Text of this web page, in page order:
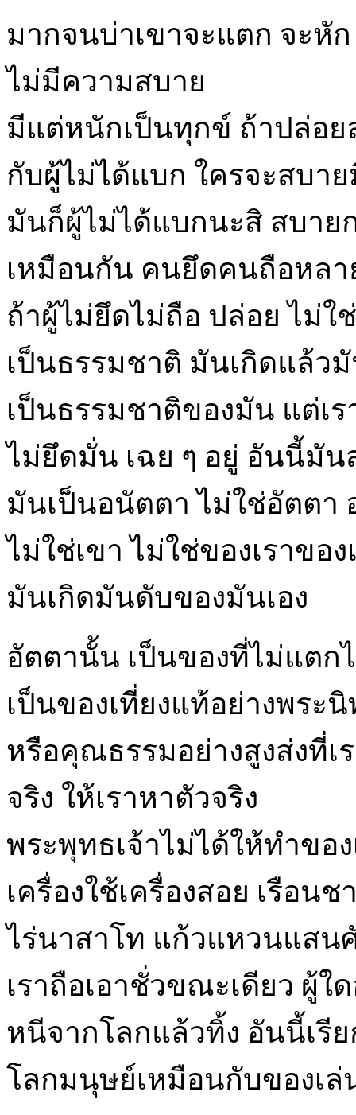
มากจนบ่าเขาจะแตก จะหั
ไม่มีความสบาย
มีแต่หนักเป็นทุกข์ ถ้าปล่อย
กับผู้ไม่ได้แบก ใครจะสบา
มันก็ผู้ไม่ได้แบกนะสิ สบา
เหมือนกัน คนยึดคนถือหลา
ถ้าผู้ไม่ยึดไม่ถือ ปล่อย ไม่ใ
เป็นธรรมชาติ มันเกิดแล้ว
เป็นธรรมชาติของมัน แต่เร
ไม่ยึดมั่น เฉย ๆ อยู่ อันนี้มัน
มันเป็นอนัตตา ไม่ใช่อัตตา
ไม่ใช่เขา ไม่ใช่ของเราขอ
มันเกิดมันดับของมันเอง
อัตตานั้น เป็นของที่ไม่แตก
เป็นของเที่ยงแท้อย่างพระ
หรือคุณธรรมอย่างสูงส่งที่
จริง ให้เราหาตัวจริง
พระพุทธเจ้าไม่ได้ให้ทำขอ
เครื่องใช้เครื่องสอย เรือน
ไร่นาสาโท แก้วแหวนแสน
เราถือเอาชั่วขณะเดียว ผู้ใ
หนีจากโลกแล้วทิ้ง อันนี้เรี
โลกมนุษย์เหมือนกับของเล่